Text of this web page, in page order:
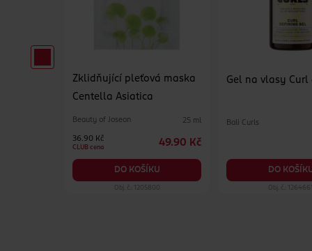
Zklidňující pleťová maska
Centella Asiatica
Beauty of Joseon 25 ml
36.90 Kč
CLUB cena 49.90 Kč
DO KOŠÍKU
Obj. č.: 1205800
Gel na vlasy Curl
Bali Curls
DO
Obj. č.: 1264661